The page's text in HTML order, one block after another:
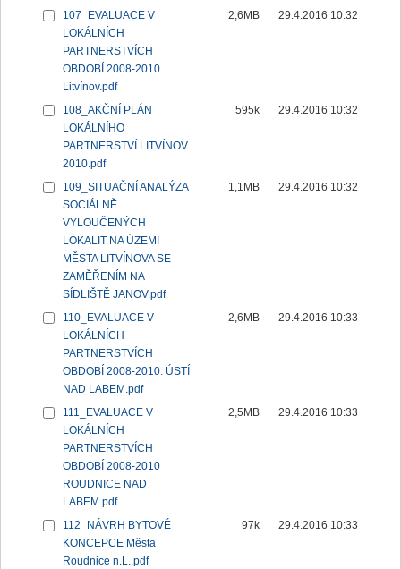
107_EVALUACE V
LOKÁLNÍCH
PARTNERSTVÍCH
OBDOBÍ 2008-2010.
Litvínov.pdf
2,6MB 29.4.2016 10:32
108_AKČNÍ PLÁN
LOKÁLNÍHO
PARTNERSTVÍ LITVÍNOV
2010.pdf
595k 29.4.2016 10:32
109_SITUAČNÍ ANALÝZA
SOCIÁLNĚ
VYLOUČENÝCH
LOKALIT NA ÚZEMÍ
MĚSTA LITVÍNOVA SE
ZAMĚŘENÍM NA
SÍDLIŠTĚ JANOV.pdf
1,1MB 29.4.2016 10:32
110_EVALUACE V
LOKÁLNÍCH
PARTNERSTVÍCH
OBDOBÍ 2008-2010. ÚSTÍ
NAD LABEM.pdf
2,6MB 29.4.2016 10:33
111_EVALUACE V
LOKÁLNÍCH
PARTNERSTVÍCH
OBDOBÍ 2008-2010
ROUDNICE NAD
LABEM.pdf
2,5MB 29.4.2016 10:33
112_NÁVRH BYTOVÉ
KONCEPCE Města
Roudnice n.L..pdf
97k 29.4.2016 10:33